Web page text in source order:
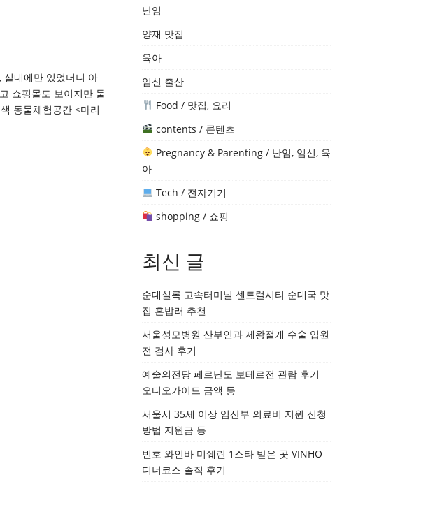
실내에만 있었더니 아
쇼핑몰도 보이지만 둘
동물체험공간 <마리
난임
양재 맛집
육아
임신 출산
Food / 맛집, 요리
contents / 콘텐츠
Pregnancy & Parenting / 난임, 임신, 육
아
Tech / 전자기기
shopping / 쇼핑
최신 글
순대실록 고속터미널 센트럴시티 순대국 맛
집 혼밥러 추천
서울성모병원 산부인과 제왕절개 수술 입원
전 검사 후기
예술의전당 페르난도 보테르전 관람 후기
오디오가이드 금액 등
서울시 35세 이상 임산부 의료비 지원 신청
방법 지원금 등
빈호 와인바 미쉐린 1스타 받은 곳 VINHO
디너코스 솔직 후기